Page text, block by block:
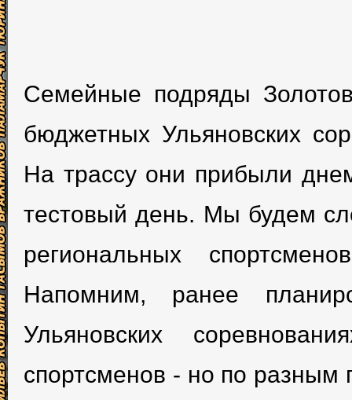
Семейные подряды
бюджетных Ульяновских
На трассу они прибыли
тестовый день. Мы будем
региональных
Напомним, ранее
Ульяновских
спортсменов - но по разным